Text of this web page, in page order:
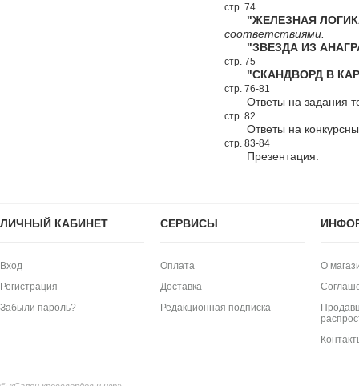
стр. 74
"ЖЕЛЕЗНАЯ
соответствиями.
"ЗВЕЗДА ИЗ
стр. 75
"СКАНДВОРД В
стр. 76-81
Ответы на задания
стр. 82
Ответы на
стр. 83-84
Презентация.
ЛИЧНЫЙ КАБИНЕТ
Вход
Регистрация
Забыли пароль?
СЕРВИСЫ
Оплата
Доставка
Редакционная подписка
О